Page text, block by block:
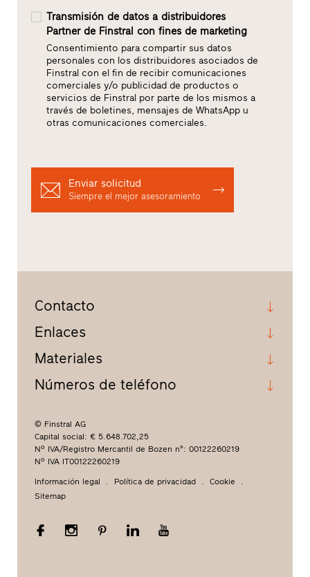
Transmisión de datos a distribuidores
Partner de Finstral con fines de marketing
Consentimiento para compartir sus datos
personales con los distribuidores asociados de
Finstral con el fin de recibir comunicaciones
comerciales y/o publicidad de productos o
servicios de Finstral por parte de los mismos a
través de boletines, mensajes de WhatsApp u
otras comunicaciones comerciales.
Enviar solicitud
Siempre el mejor asesoramiento
Contacto
Enlaces
Materiales
Números de teléfono
© Finstral AG
Capital social: € 5.648.702,25
Nº IVA/Registro Mercantil de Bozen n°: 00122260219
Nº IVA IT00122260219
Información legal Política de privacidad
Cookie
Sitemap